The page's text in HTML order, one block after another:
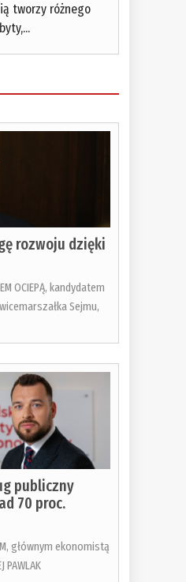
tworzy różnego
rozwoju dzięki
OCIEPĄ, kandydatem
Sejmu,
publiczny
70 proc.
głównym ekonomistą
PAWLAK